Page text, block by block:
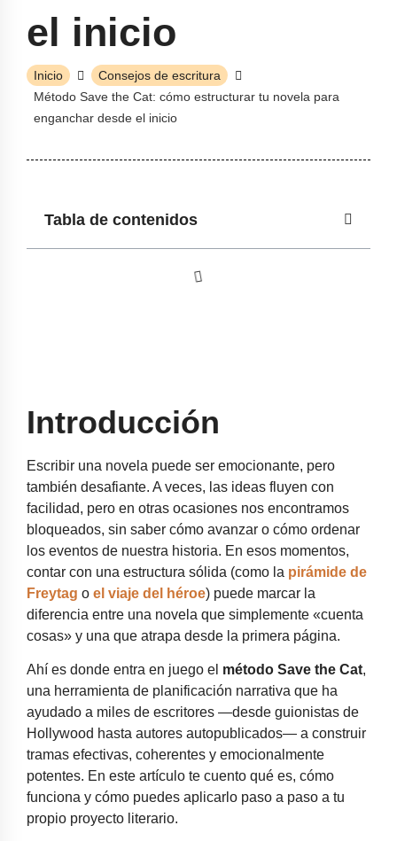
el inicio
Inicio
Consejos de escritura
Método Save the Cat: cómo estructurar tu novela para
enganchar desde el inicio
Tabla de contenidos
Introducción
Escribir una novela puede ser emocionante, pero
también desafiante. A veces, las ideas fluyen con
facilidad, pero en otras ocasiones nos encontramos
bloqueados, sin saber cómo avanzar o cómo ordenar
los eventos de nuestra historia. En esos momentos,
contar con una estructura sólida (como la pirámide de
Freytag o el viaje del héroe) puede marcar la
diferencia entre una novela que simplemente «cuenta
cosas» y una que atrapa desde la primera página.
Ahí es donde entra en juego el método Save the Cat,
una herramienta de planificación narrativa que ha
ayudado a miles de escritores —desde guionistas de
Hollywood hasta autores autopublicados— a construir
tramas efectivas, coherentes y emocionalmente
potentes. En este artículo te cuento qué es, cómo
funciona y cómo puedes aplicarlo paso a paso a tu
propio proyecto literario.